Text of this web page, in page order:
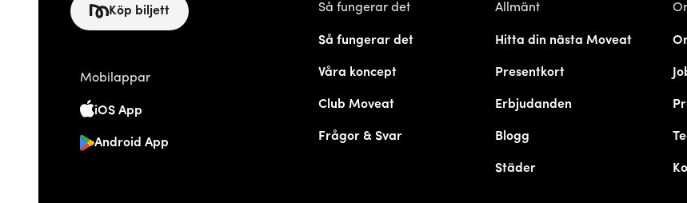
Köp biljett
Mobilappar
iOS App
Android App
Så fungerar det
Så fungerar det
Våra koncept
Club Moveat
Frågor & Svar
Allmänt
Hitta din nästa Moveat
Presentkort
Erbjudanden
Blogg
Städer